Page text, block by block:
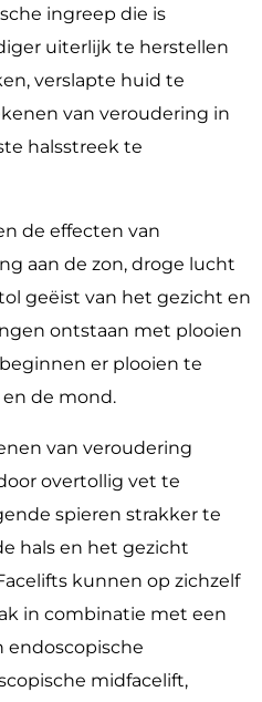
ingreep die is
uiterlijk te herstellen
verslapte huid te
van veroudering in
halsstreek te
de effecten van
aan de zon, droge lucht
geëist van het gezicht en
ontstaan met plooien
er plooien te
de mond.
van veroudering
overtollig vet te
spieren strakker te
hals en het gezicht
kunnen op zichzelf
in combinatie met een
endoscopische
midfacelift,